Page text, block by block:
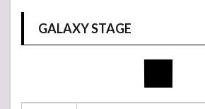
GALAXY STAGE